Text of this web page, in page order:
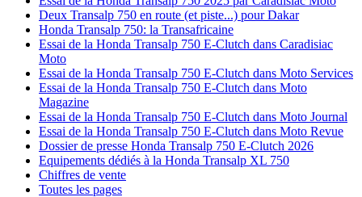
Deux Transalp 750 en route (et piste...) pour Dakar
Honda Transalp 750: la Transafricaine
Essai de la Honda Transalp 750 E-Clutch dans Caradisiac
Moto
Essai de la Honda Transalp 750 E-Clutch dans Moto Services
Essai de la Honda Transalp 750 E-Clutch dans Moto
Magazine
Essai de la Honda Transalp 750 E-Clutch dans Moto Journal
Essai de la Honda Transalp 750 E-Clutch dans Moto Revue
Dossier de presse Honda Transalp 750 E-Clutch 2026
Equipements dédiés à la Honda Transalp XL 750
Chiffres de vente
Toutes les pages